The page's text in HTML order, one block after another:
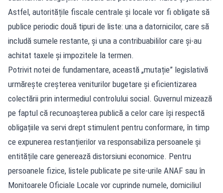
Astfel, autoritățile fiscale centrale și locale vor fi obligate să
publice periodic două tipuri de liste: una a datornicilor, care să
includă sumele restante, și una a contribuabililor care și-au
achitat taxele și impozitele la termen.
Potrivit notei de fundamentare, această „mutație” legislativă
urmărește creșterea veniturilor bugetare și eficientizarea
colectării prin intermediul controlului social. Guvernul mizează
pe faptul că recunoașterea publică a celor care își respectă
obligațiile va servi drept stimulent pentru conformare, în timp
ce expunerea restanțierilor va responsabiliza persoanele și
entitățile care generează distorsiuni economice. Pentru
persoanele fizice, listele publicate pe site-urile ANAF sau în
Monitoarele Oficiale Locale vor cuprinde numele, domiciliul